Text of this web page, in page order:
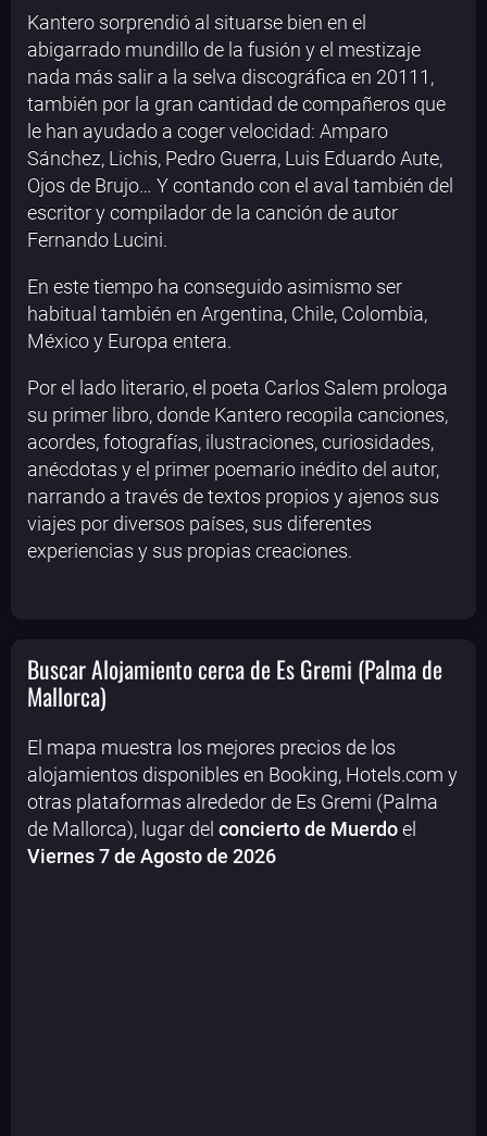
Kantero sorprendió al situarse bien en el
abigarrado mundillo de la fusión y el mestizaje
nada más salir a la selva discográfica en 20111,
también por la gran cantidad de compañeros que
le han ayudado a coger velocidad: Amparo
Sánchez, Lichis, Pedro Guerra, Luis Eduardo Aute,
Ojos de Brujo… Y contando con el aval también del
escritor y compilador de la canción de autor
Fernando Lucini.
En este tiempo ha conseguido asimismo ser
habitual también en Argentina, Chile, Colombia,
México y Europa entera.
Por el lado literario, el poeta Carlos Salem prologa
su primer libro, donde Kantero recopila canciones,
acordes, fotografías, ilustraciones, curiosidades,
anécdotas y el primer poemario inédito del autor,
narrando a través de textos propios y ajenos sus
viajes por diversos países, sus diferentes
experiencias y sus propias creaciones.
Buscar Alojamiento cerca de Es Gremi (Palma de
Mallorca)
El mapa muestra los mejores precios de los
alojamientos disponibles en Booking, Hotels.com y
otras plataformas alrededor de Es Gremi (Palma
de Mallorca), lugar del concierto de Muerdoel
Viernes 7 de Agosto de 2026